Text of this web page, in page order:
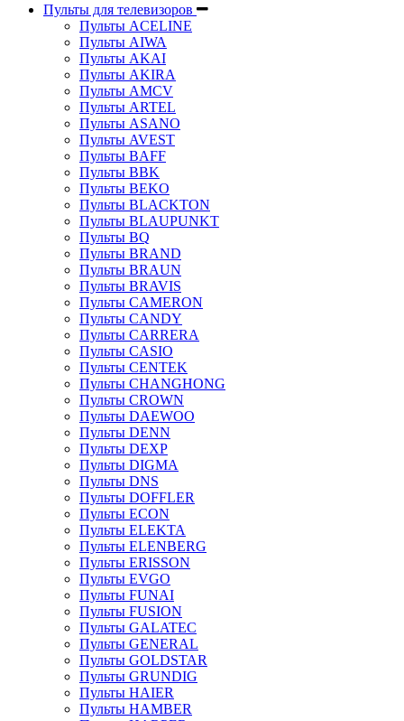
Пульты для телевизоров
Пульты ACELINE
Пульты AIWA
Пульты AKAI
Пульты AKIRA
Пульты AMCV
Пульты ARTEL
Пульты ASANO
Пульты AVEST
Пульты BAFF
Пульты BBK
Пульты BEKO
Пульты BLACKTON
Пульты BLAUPUNKT
Пульты BQ
Пульты BRAND
Пульты BRAUN
Пульты BRAVIS
Пульты CAMERON
Пульты CANDY
Пульты CARRERA
Пульты CASIO
Пульты CENTEK
Пульты CHANGHONG
Пульты CROWN
Пульты DAEWOO
Пульты DENN
Пульты DEXP
Пульты DIGMA
Пульты DNS
Пульты DOFFLER
Пульты ECON
Пульты ELEKTA
Пульты ELENBERG
Пульты ERISSON
Пульты EVGO
Пульты FUNAI
Пульты FUSION
Пульты GALATEC
Пульты GENERAL
Пульты GOLDSTAR
Пульты GRUNDIG
Пульты HAIER
Пульты HAMBER